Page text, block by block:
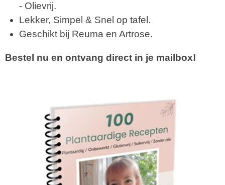
- Olievrij.
Lekker, Simpel & Snel op tafel.
Geschikt bij Reuma en Artrose.
Bestel nu en ontvang direct in je mailbox!